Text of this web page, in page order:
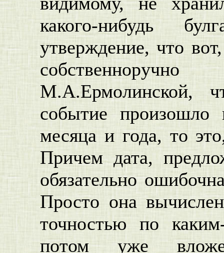
какого-нибудь
утверждение, что
М.А.Ермолинской,
событие произошло
месяца и года, то
Причем дата,
обязательно
Просто она
точностью по
потом уже